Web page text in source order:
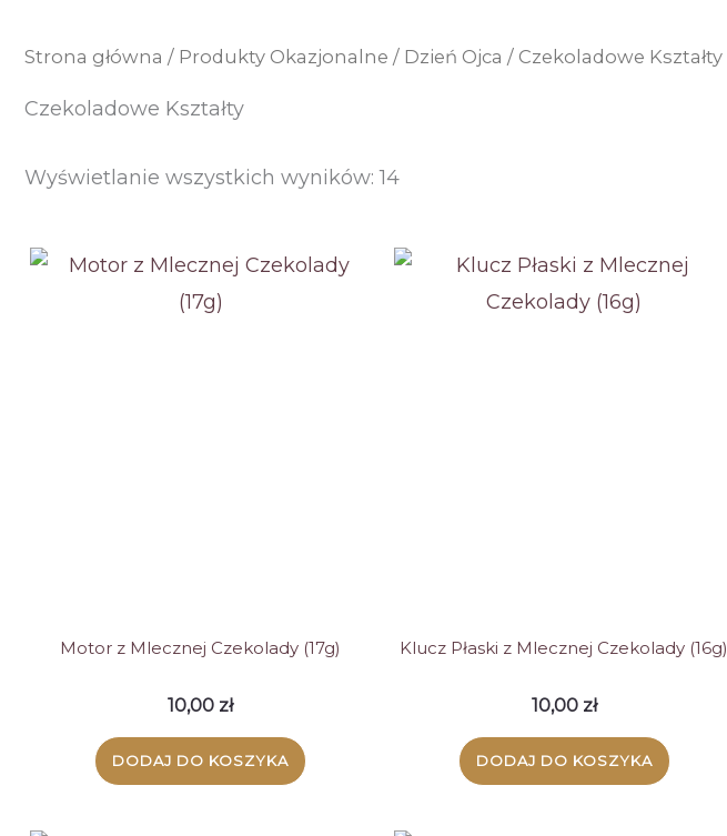
Strona główna / Produkty Okazjonalne / Dzień Ojca / Czekoladowe Kształty
Czekoladowe Kształty
Wyświetlanie wszystkich wyników: 14Posortowane
niskiej
Motor z Mlecznej Czekolady (17g)
10,00 zł
DODAJ DO KOSZYKA
Klucz Płaski z Mlecznej Czekolady (16g)
10,00 zł
DODAJ DO KOSZYKA